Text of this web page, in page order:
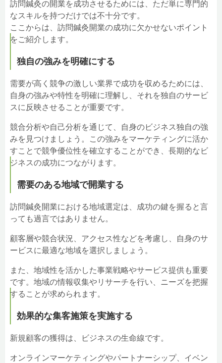
訪問鍼灸の開業を成功させるためには、ただ単に専門的
なスキルを持つだけでは不十分です。
ここからは、訪問鍼灸開業の成功に欠かせないポイント
をご紹介します。
独自の強みを明確にする
需要が高く競争の激しい業界で成功を収めるためには、
自身の強みや特性を明確に理解し、それを独自のサービ
スに反映させることが重要です。
競合分析や自己分析を通じて、自身のビジネス独自の強
みを見つけましょう。この強みをマーケティングに活か
すことで競争優位性を確立することができ、長期的なビ
ジネスの成功につながります。
需要のある地域で開業する
訪問鍼灸開業における地域選定は、成功の鍵を握ると言
っても過言ではありません。
顧客層や競合状況、アクセス性などを考慮し、自身のサ
ービスに最適な地域を選択しましょう。
また、地域性を活かした事業戦略やサービス提供も重要
です。地域の情報収集やリサーチを行い、ニーズを把握
することが求められます。
効果的な集客施策を実施する
新規顧客の獲得は、ビジネスの生命線です。
オンラインマーケティングやパートナーシップ、イベン